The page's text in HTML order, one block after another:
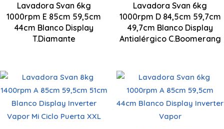
Lavadora Svan 6kg
1000rpm E 85cm 59,5cm
44cm Blanco Display
T.Diamante
850 x 595 x 440
mm
Lavadora Svan 6kg
1000rpm D 84,5cm 59,7cm
49,7cm Blanco Display
Antialérgico C.Boomerang
Control Display
LED
Capacidad carga
8 kg
Capacidad carga